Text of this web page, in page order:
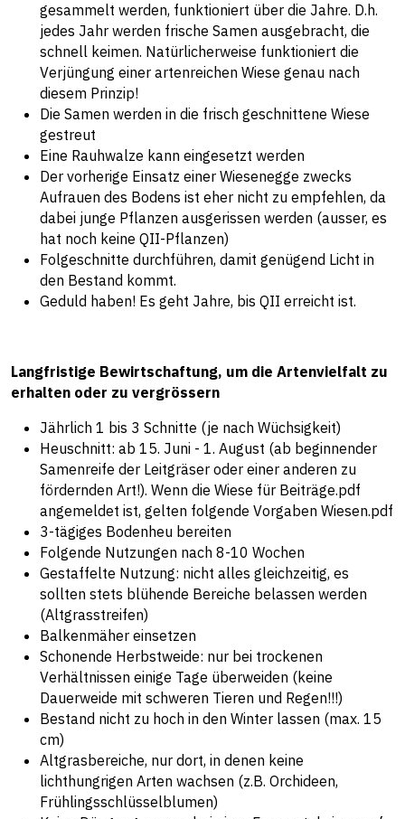
gesammelt werden, funktioniert über die Jahre. D.h.
jedes Jahr werden frische Samen ausgebracht, die
schnell keimen. Natürlicherweise funktioniert die
Verjüngung einer artenreichen Wiese genau nach
diesem Prinzip!
Die Samen werden in die frisch geschnittene Wiese
gestreut
Eine Rauhwalze kann eingesetzt werden
Der vorherige Einsatz einer Wiesenegge zwecks
Aufrauen des Bodens ist eher nicht zu empfehlen, da
dabei junge Pflanzen ausgerissen werden (ausser, es
hat noch keine QII-Pflanzen)
Folgeschnitte durchführen, damit genügend Licht in
den Bestand kommt.
Geduld haben! Es geht Jahre, bis QII erreicht ist.
Langfristige Bewirtschaftung, um die Artenvielfalt zu
erhalten oder zu vergrössern
Jährlich 1 bis 3 Schnitte (je nach Wüchsigkeit)
Heuschnitt: ab 15. Juni - 1. August (ab beginnender
Samenreife der Leitgräser oder einer anderen zu
fördernden Art!). Wenn die Wiese für Beiträge.pdf
angemeldet ist, gelten folgende Vorgaben Wiesen.pdf
3-tägiges Bodenheu bereiten
Folgende Nutzungen nach 8-10 Wochen
Gestaffelte Nutzung: nicht alles gleichzeitig, es
sollten stets blühende Bereiche belassen werden
(Altgrasstreifen)
Balkenmäher einsetzen
Schonende Herbstweide: nur bei trockenen
Verhältnissen einige Tage überweiden (keine
Dauerweide mit schweren Tieren und Regen!!!)
Bestand nicht zu hoch in den Winter lassen (max. 15
cm)
Altgrasbereiche, nur dort, in denen keine
lichthungrigen Arten wachsen (z.B. Orchideen,
Frühlingsschlüsselblumen)